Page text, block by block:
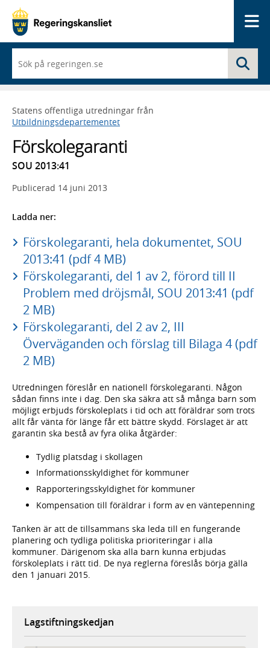
du
börjar
skriva
framträder
en
med
sökförslag
Statens offentliga utredningar från
Utbildningsdepartementet
Förskolegaranti
SOU 2013:41
Publicerad 14 juni 2013
Ladda ner:
Förskolegaranti, hela dokumentet, SOU
2013:41 (pdf 4 MB)
Förskolegaranti, del 1 av 2, förord till II
Problem med dröjsmål, SOU 2013:41 (pdf
2 MB)
Förskolegaranti, del 2 av 2, III
Överväganden och förslag till Bilaga 4 (pdf
2 MB)
Utredningen föreslår en nationell förskolegaranti. Någon
sådan finns inte i dag. Den ska säkra att så många barn som
möjligt erbjuds förskoleplats i tid och att föräldrar som trots
allt får vänta för länge får ett bättre skydd. Förslaget är att
garantin ska bestå av fyra olika åtgärder:
Tydlig platsdag i skollagen
Informationsskyldighet för kommuner
Rapporteringsskyldighet för kommuner
Kompensation till föräldrar i form av en väntepenning
Tanken är att de tillsammans ska leda till en fungerande
planering och tydliga politiska prioriteringar i alla
kommuner. Därigenom ska alla barn kunna erbjudas
förskoleplats i rätt tid. De nya reglerna föreslås börja gälla
den 1 januari 2015.
Lagstiftningskedjan